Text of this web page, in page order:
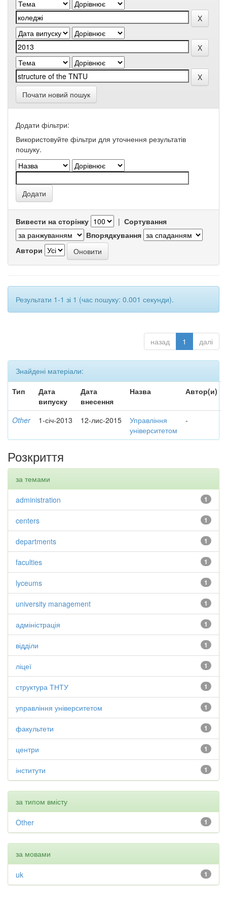
Почати новий пошук
Додати фільтри:
Використовуйте фільтри для уточнення результатів
пошуку.
Вивести на сторінку | Сортування
Впорядкування
Автори
Результати 1-1 зі 1 (час пошуку: 0.001 секунди).
назад 1 далі
Знайдені матеріали:
Тип
Дата
випуску
Дата
внесення
Назва Автор(и)
Other 1-січ-2013 12-лис-2015
Управління
університетом
-
Розкриття
за темами
1
administration
1
centers
1
departments
1
faculties
1
lyceums
1
university management
1
адміністрація
1
відділи
1
ліцеї
1
структура ТНТУ
1
управління університетом
1
факультети
1
центри
1
інститути
за типом вмісту
1
Other
за мовами
1
uk